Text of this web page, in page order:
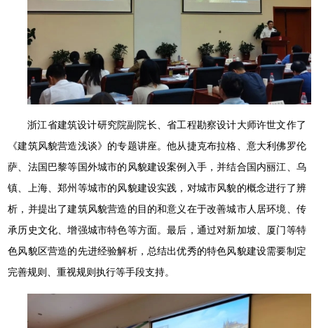
浙江省建筑设计研究院副院长、省工程勘察设计大师许世文作了
《建筑风貌营造浅谈》的专题讲座。他从捷克布拉格、意大利佛罗伦
萨、法国巴黎等国外城市的风貌建设案例入手，并结合国内丽江、乌
镇、上海、郑州等城市的风貌建设实践，对城市风貌的概念进行了辨
析，并提出了建筑风貌营造的目的和意义在于改善城市人居环境、传
承历史文化、增强城市特色等方面。最后，通过对新加坡、厦门等特
色风貌区营造的先进经验解析，总结出优秀的特色风貌建设需要制定
完善规则、重视规则执行等手段支持。